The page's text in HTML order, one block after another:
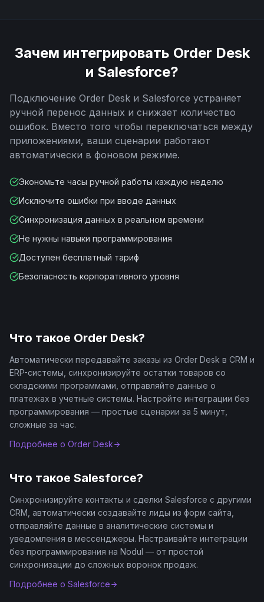
Зачем интегрировать Order Desk
и Salesforce?
Подключение Order Desk и Salesforce устраняет
ручной перенос данных и снижает количество
ошибок. Вместо того чтобы переключаться между
приложениями, ваши сценарии работают
автоматически в фоновом режиме.
Экономьте часы ручной работы каждую неделю
Исключите ошибки при вводе данных
Синхронизация данных в реальном времени
Не нужны навыки программирования
Доступен бесплатный тариф
Безопасность корпоративного уровня
Что такое Order Desk?
Автоматически передавайте заказы из Order Desk в CRM и
ERP-системы, синхронизируйте остатки товаров со
складскими программами, отправляйте данные о
платежах в учетные системы. Настройте интеграции без
программирования — простые сценарии за 5 минут,
сложные за час.
Подробнее о Order Desk
Что такое Salesforce?
Синхронизируйте контакты и сделки Salesforce с другими
CRM, автоматически создавайте лиды из форм сайта,
отправляйте данные в аналитические системы и
уведомления в мессенджеры. Настраивайте интеграции
без программирования на Nodul — от простой
синхронизации до сложных воронок продаж.
Подробнее о Salesforce